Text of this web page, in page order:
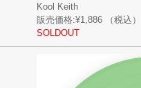
Kool Keith
販売価格:¥1,886
（税込）
SOLDOUT